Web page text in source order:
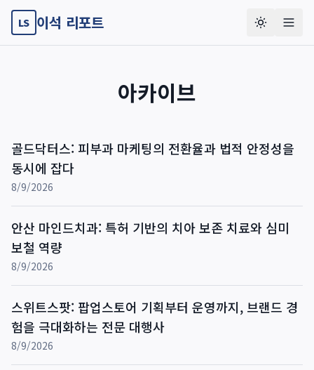
LS 이석 리포트
아카이브
골드닥터스: 피부과 마케팅의 전환율과 법적 안정성을
동시에 잡다
8/9/2026
안산 마인드치과: 특허 기반의 치아 보존 치료와 심미
보철 역량
8/9/2026
스위트스팟: 팝업스토어 기획부터 운영까지, 브랜드 경
험을 극대화하는 전문 대행사
8/9/2026